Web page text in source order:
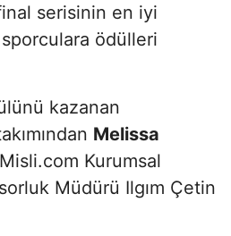
serisinin en iyi
ödülleri
kazanan
Melissa
Kurumsal
Müdürü Ilgım Çetin